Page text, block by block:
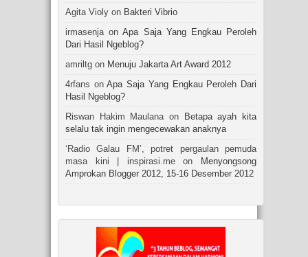
Agita Violy on Bakteri Vibrio
irmasenja onApa Saja Yang Engkau Peroleh
Dari Hasil Ngeblog?
amriltg on Menuju Jakarta Art Award 2012
4rfans onApa Saja Yang Engkau Peroleh Dari
Hasil Ngeblog?
Riswan Hakim Maulana on
Betapa ayah kita
selalu tak ingin mengecewakan anaknya
‘Radio Galau FM’, potret pergaulan pemuda
masa kini | inspirasi.me on
Menyongsong
Amprokan Blogger 2012, 15-16 Desember 2012